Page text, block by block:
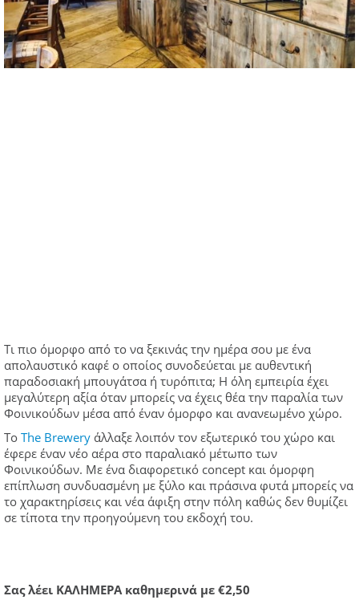
Τι πιο όμορφο από το να ξεκινάς την ημέρα σου με ένα
απολαυστικό καφέ ο οποίος συνοδεύεται με αυθεντική
παραδοσιακή μπουγάτσα ή τυρόπιτα; Η όλη εμπειρία έχει
μεγαλύτερη αξία όταν μπορείς να έχεις θέα την παραλία των
Φοινικούδων μέσα από έναν όμορφο και ανανεωμένο χώρο.
Το The Brewery άλλαξε λοιπόν τον εξωτερικό του χώρο και
έφερε έναν νέο αέρα στο παραλιακό μέτωπο των
Φοινικούδων. Με ένα διαφορετικό concept και όμορφη
επίπλωση συνδυασμένη με ξύλο και πράσινα φυτά μπορείς να
το χαρακτηρίσεις και νέα άφιξη στην πόλη καθώς δεν θυμίζει
σε τίποτα την προηγούμενη του εκδοχή του.
Σας λέει ΚΑΛΗΜΕΡΑ καθημερινά με €2,50